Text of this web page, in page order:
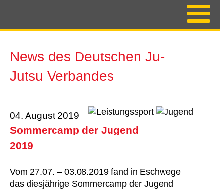
News des Deutschen Ju-
Jutsu Verbandes
04. August 2019
Sommercamp der Jugend
2019
Vom 27.07. – 03.08.2019 fand in Eschwege
das diesjährige Sommercamp der Jugend